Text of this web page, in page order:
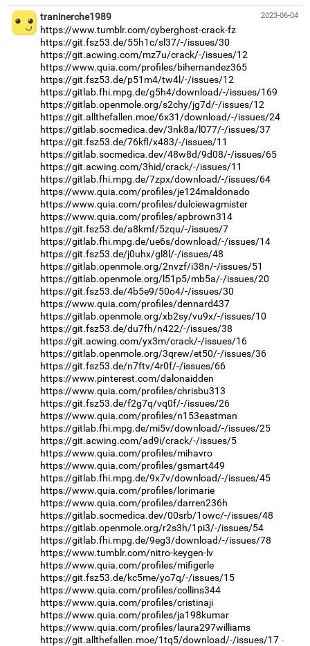
2023-06-04
traninerche1989
https://www.tumblr.com/cyberghost-crack-fz
https://git.fsz53.de/55h1c/sl37/-/issues/30
https://git.acwing.com/mz7u/crack/-/issues/12
https://www.quia.com/profiles/bihernandez365
https://git.fsz53.de/p51m4/tw4l/-/issues/12
https://gitlab.fhi.mpg.de/g5h4/download/-/issues/169
https://gitlab.openmole.org/s2chy/jg7d/-/issues/12
https://git.allthefallen.moe/6x31/download/-/issues/24
https://gitlab.socmedica.dev/3nk8a/l077/-/issues/37
https://git.fsz53.de/76kfl/x483/-/issues/11
https://gitlab.socmedica.dev/48w8d/9d08/-/issues/65
https://git.acwing.com/3hid/crack/-/issues/11
https://gitlab.fhi.mpg.de/7zpx/download/-/issues/64
https://www.quia.com/profiles/je124maldonado
https://www.quia.com/profiles/dulciewagmister
https://www.quia.com/profiles/apbrown314
https://git.fsz53.de/a8kmf/5zqu/-/issues/7
https://gitlab.fhi.mpg.de/ue6s/download/-/issues/14
https://git.fsz53.de/j0uhx/gl8l/-/issues/48
https://gitlab.openmole.org/2nvzf/i38n/-/issues/51
https://gitlab.openmole.org/l51p5/mb5a/-/issues/20
https://git.fsz53.de/4b5e9/50o4/-/issues/30
https://www.quia.com/profiles/dennard437
https://gitlab.openmole.org/xb2sy/vu9x/-/issues/10
https://git.fsz53.de/du7fh/n422/-/issues/38
https://git.acwing.com/yx3m/crack/-/issues/16
https://gitlab.openmole.org/3qrew/et50/-/issues/36
https://git.fsz53.de/n7ftv/4r0f/-/issues/66
https://www.pinterest.com/dalonaidden
https://www.quia.com/profiles/chrisbu313
https://git.fsz53.de/f2g7q/vq0f/-/issues/26
https://www.quia.com/profiles/n153eastman
https://gitlab.fhi.mpg.de/mi5v/download/-/issues/25
https://git.acwing.com/ad9i/crack/-/issues/5
https://www.quia.com/profiles/mihavro
https://www.quia.com/profiles/gsmart449
https://gitlab.fhi.mpg.de/9x7v/download/-/issues/45
https://www.quia.com/profiles/lorimarie
https://www.quia.com/profiles/darren236h
https://gitlab.socmedica.dev/00srb/1owc/-/issues/48
https://gitlab.openmole.org/r2s3h/1pi3/-/issues/54
https://gitlab.fhi.mpg.de/9eg3/download/-/issues/78
https://www.tumblr.com/nitro-keygen-lv
https://www.quia.com/profiles/mifigerle
https://git.fsz53.de/kc5me/yo7q/-/issues/15
https://www.quia.com/profiles/collins344
https://www.quia.com/profiles/cristinaji
https://www.quia.com/profiles/ja198kumar
https://www.quia.com/profiles/laura297williams
https://git.allthefallen.moe/1tq5/download/-/issues/17